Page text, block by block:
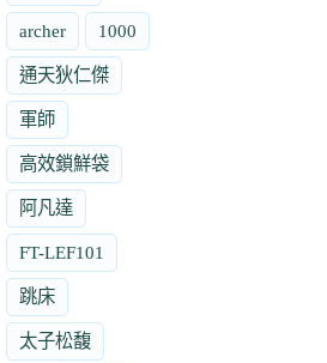
archer 1000
通天狄仁傑
軍師
高效鎖鮮袋
阿凡達
FT-LEF101
跳床
太子松馥